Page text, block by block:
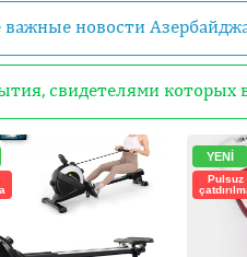
важные новости
свидетелями